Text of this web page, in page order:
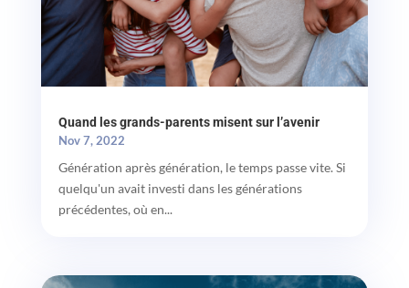
Quand les grands-parents misent sur l’avenir
Nov 7, 2022
Génération après génération, le temps passe vite. Si
quelqu'un avait investi dans les générations
précédentes, où en...